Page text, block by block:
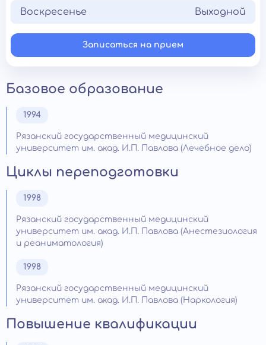
Воскресенье Выходной
Записаться на прием
Базовое образование
1994
Рязанский государственный медицинский
университет им. акад. И.П. Павлова (Лечебное дело)
Циклы переподготовки
1998
Рязанский государственный медицинский
университет им. акад. И.П. Павлова (Анестезиология
и реаниматология)
1998
Рязанский государственный медицинский
университет им. акад. И.П. Павлова (Наркология)
Повышение квалификации